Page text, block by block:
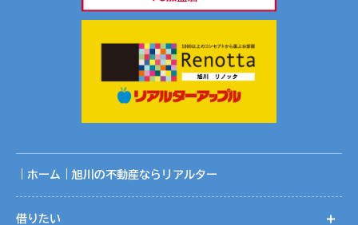
するためにリアルターグループとして総合的にお客様情報を
共同利用し、サポートしております。
共同利用する情報は、氏名、連絡先、物件情報、物件入居状
共同利用する範囲は、当社ホームページ記載の関連会社の範
囲です。
情報保護管理者が行っております。
｜ホーム｜旭川の不動産ならリアルター
借りたい